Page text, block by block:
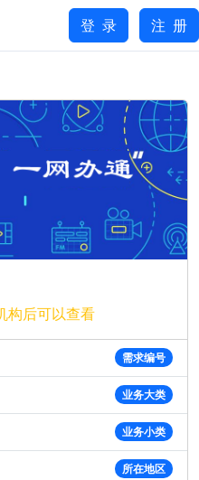
登 录 注 册
构后可以查看
需求编号
业务大类
业务小类
所在地区